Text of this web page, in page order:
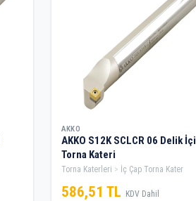
AKKO
AKKO S12K SCLCR 06 Delik İçi
Torna Kateri
Torna Katerleri İç Çap Torna Kater
586,51 TL KDV Dahil